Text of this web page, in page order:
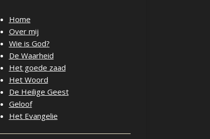
Home
Over mij
Wie is God?
De Waarheid
Het goede zaad
Het Woord
De Heilige Geest
Geloof
Het Evangelie